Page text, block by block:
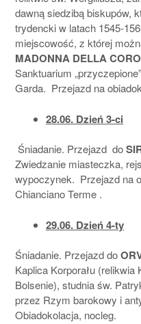
dawną siedzibą biskupów,
trydencki w latach 1545-
miejscowość, z której
MADONNA DELLA
Sanktuarium
Garda. Przejazd na
28.06. Dzień 3-ci
Śniadanie. Przejazd do
Zwiedzanie miasteczka,
wypoczynek. Przejazd na
Chianciano Terme .
29.06. Dzień 4-ty
Śniadanie. Przejazd do
Kaplica Korporału
Bolsenie), studnia św.
przez Rzym barokowy i
Obiadokolacja, nocleg.